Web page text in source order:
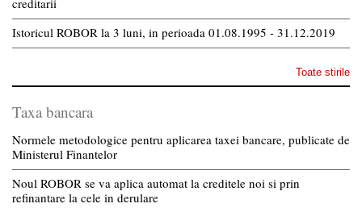
Istoricul ROBOR la 3 luni, in perioada 01.08.1995 - 31.12.2019
Toate stirile
Taxa bancara
Normele metodologice pentru aplicarea taxei bancare, publicate de
Ministerul Finantelor
Noul ROBOR se va aplica automat la creditele noi si prin
refinantare la cele in derulare